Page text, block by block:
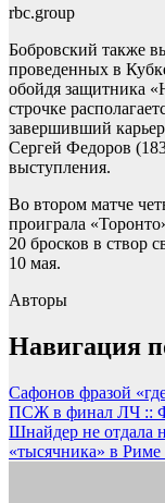
rbc.group
Бобровский также
проведенных в
обойдя защитника
строчке
завершивший
Сергей Федоров
выступления.
Во втором матче
проиграла
20 бросков в створ
10 мая.
Авторы
Навигация
Сафонов фразой
ПСЖ в финал ЛЧ ::
Шнайдер не отдала
«тысячника» в